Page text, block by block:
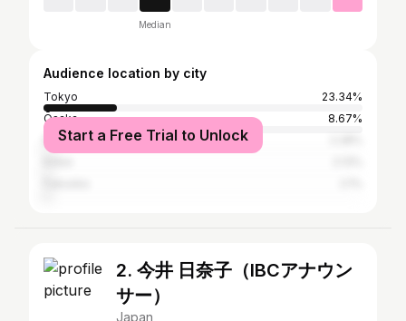
Median
Audience location by city
Tokyo
23.34%
Ōsaka
8.67%
Kyoto
Start a Free Trial to Unlock
2. 今井 日奈子（IBCアナウン
サー）
Japan